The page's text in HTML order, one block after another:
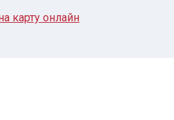
карту онлайн